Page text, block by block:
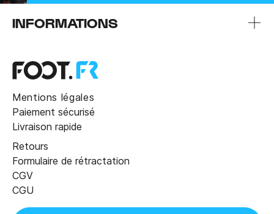
INFORMATIONS
Mentions légales
Paiement sécurisé
Livraison rapide
Retours
Formulaire de rétractation
CGV
CGU